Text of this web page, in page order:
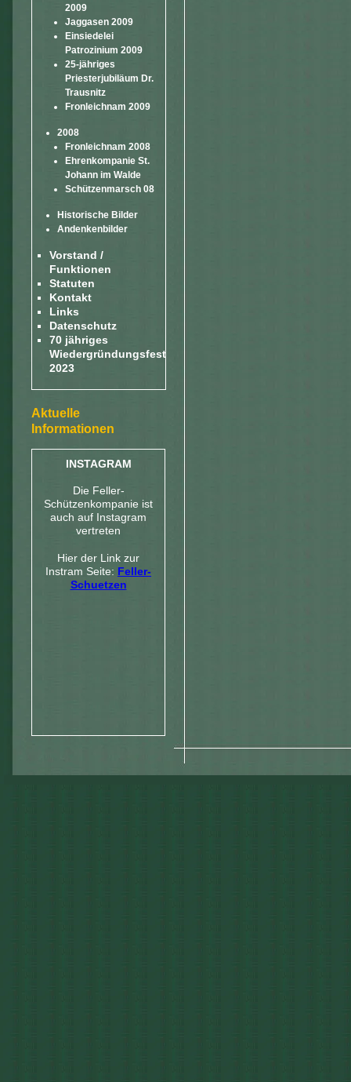
2009
Jaggasen 2009
Einsiedelei
Patrozinium 2009
25-jähriges
Priesterjubiläum Dr.
Trausnitz
Fronleichnam 2009
2008
Fronleichnam 2008
Ehrenkompanie St.
Johann im Walde
Schützenmarsch 08
Historische Bilder
Andenkenbilder
Vorstand /
Funktionen
Statuten
Kontakt
Links
Datenschutz
70 jähriges
Wiedergründungsfest
2023
Aktuelle
Informationen
INSTAGRAM
Die Feller-
Schützenkompanie ist
auch auf Instagram
vertreten
Hier der Link zur
Instram Seite: Feller-
Schuetzen